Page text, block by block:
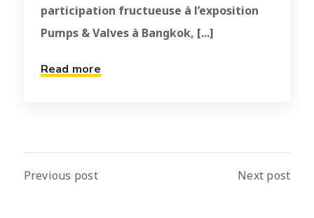
participation fructueuse à l’exposition
Pumps & Valves à Bangkok, [...]
Read more
Previous post Next post